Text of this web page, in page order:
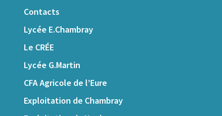
Contacts
Lycée E.Chambray
Le CRÉE
Lycée G.Martin
CFA Agricole de l’Eure
Exploitation de Chambray